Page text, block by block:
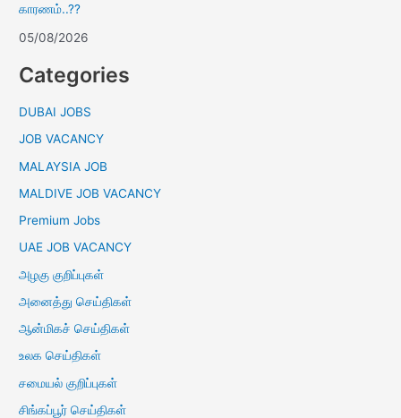
காரணம்..??
05/08/2026
Categories
DUBAI JOBS
JOB VACANCY
MALAYSIA JOB
MALDIVE JOB VACANCY
Premium Jobs
UAE JOB VACANCY
அழகு குறிப்புகள்
அனைத்து செய்திகள்
ஆன்மிகச் செய்திகள்
உலக செய்திகள்
சமையல் குறிப்புகள்
சிங்கப்பூர் செய்திகள்